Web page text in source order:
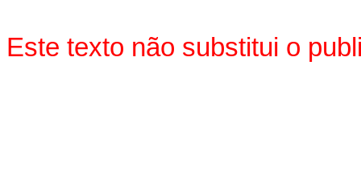
Este texto não substitui o